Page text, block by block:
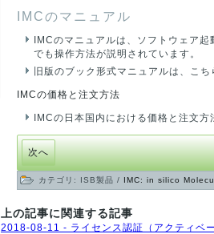
IMCのマニュアル
IMCのマニュアルは、ソフトウェア
でも操作方法が説明されています。
旧版のブック形式マニュアルは、こ
IMCの価格と注文方法
IMCの日本国内における価格と注文方
次へ
カテゴリ: ISB製品 / IMC: in silico
上の記事に関連する記事
2018-08-11 - ライセンス認証（アクティベ